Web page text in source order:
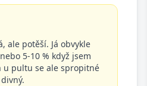
ale potěší. Já obvykle
5-10 % když jsem
u pultu se ale spropitné